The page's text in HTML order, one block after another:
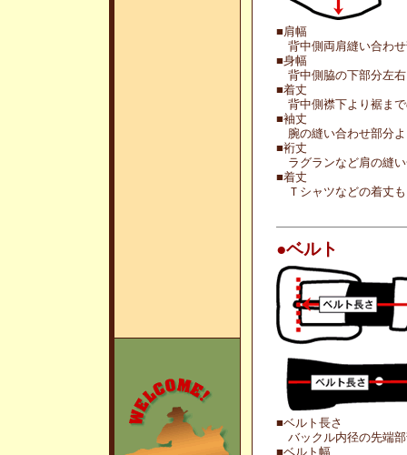
■肩幅
背中側両肩縫い合わ
■身幅
背中側脇の下部分左
■着丈
背中側襟下より裾ま
■袖丈
腕の縫い合わせ部分
■裄丈
ラグランなど肩の縫い
■着丈
Ｔシャツなどの着丈
●ベルト
■ベルト長さ
バックル内径の先端
■ベルト幅